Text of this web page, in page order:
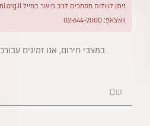
ניתן לשלוח מסמכים לרב פישר במייל
וואצאפ: 02-644-2000
במצבי חירום, אנו זמינים